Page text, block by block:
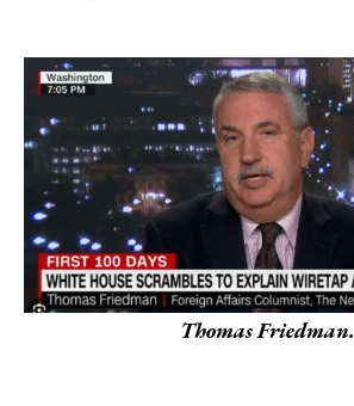
Thomas Friedman.